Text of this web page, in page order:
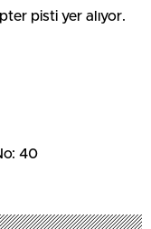
pisti yer alıyor.
40